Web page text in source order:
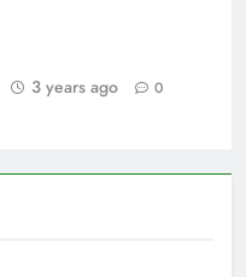
3 years ago 0